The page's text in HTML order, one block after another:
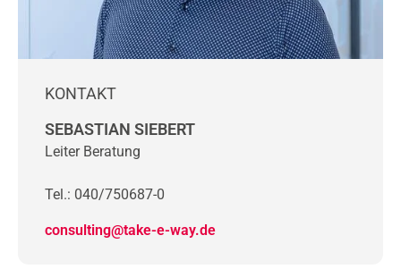
KONTAKT
SEBASTIAN SIEBERT
Leiter Beratung
Tel.: 040/750687-0
consulting@take-e-way.de